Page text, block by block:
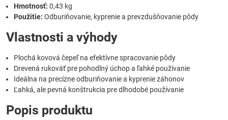
Hmotnosť: 0,43 kg
Použitie: Odburiňovanie, kyprenie a prevzdušňovanie pôdy
Vlastnosti a výhody
Plochá kovová čepeľ na efektívne spracovanie pôdy
Drevená rukoväť pre pohodlný úchop a ľahké používanie
Ideálna na precízne odburiňovanie a kyprenie záhonov
Ľahká, ale pevná konštrukcia pre dlhodobé používanie
Popis produktu